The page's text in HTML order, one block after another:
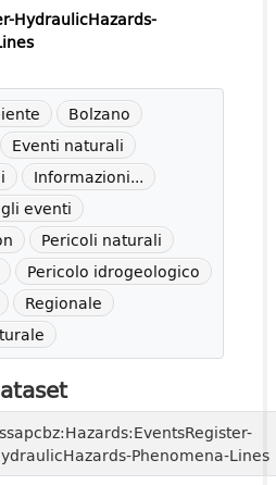
HydraulicHazards-
Bolzano
Eventi naturali
Informazioni...
eventi
Pericoli naturali
Pericolo idrogeologico
Regionale
Phenomena-Lines